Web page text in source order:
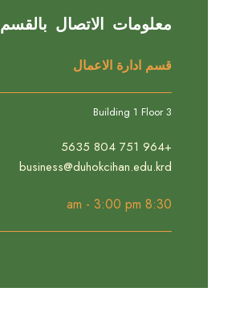
معلومات الاتصال بالقسم
قسم ادارة الاعمال
Building 1 Floor 3
+964 751 804 5635
business@duhokcihan.edu.krd
8:30 am - 3:00 pm